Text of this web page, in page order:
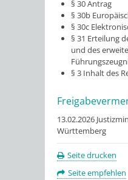
§ 30 Antrag
§ 30b
§ 30c
§ 31 Erteilung
und des
§ 3 Inhalt des
13.02.2026
Württemberg
Seite drucken
Seite empfehlen